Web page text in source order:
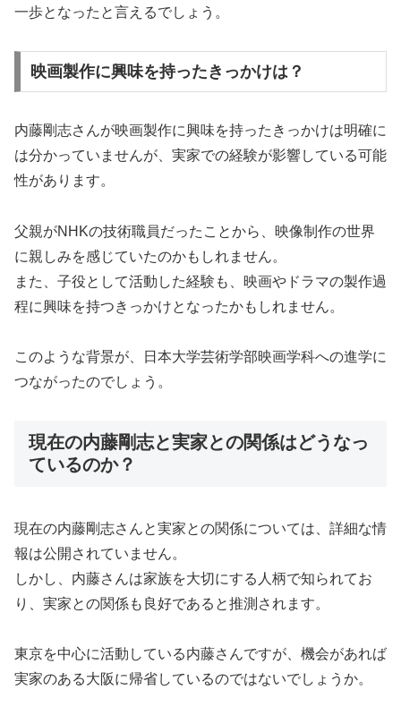
一歩となったと言えるでしょう。
映画製作に興味を持ったきっかけは？
内藤剛志さんが映画製作に興味を持ったきっかけは明確に
は分かっていませんが、実家での経験が影響している可能
性があります。
父親がNHKの技術職員だったことから、映像制作の世界
に親しみを感じていたのかもしれません。
また、子役として活動した経験も、映画やドラマの製作過
程に興味を持つきっかけとなったかもしれません。
このような背景が、日本大学芸術学部映画学科への進学に
つながったのでしょう。
現在の内藤剛志と実家との関係はどうなっ
ているのか？
現在の内藤剛志さんと実家との関係については、詳細な情
報は公開されていません。
しかし、内藤さんは家族を大切にする人柄で知られてお
り、実家との関係も良好であると推測されます。
東京を中心に活動している内藤さんですが、機会があれば
実家のある大阪に帰省しているのではないでしょうか。